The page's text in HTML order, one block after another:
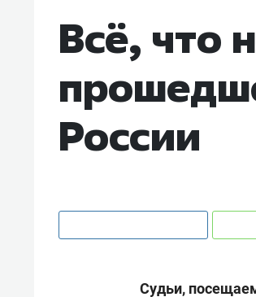
Всё, что
России
Судьи,